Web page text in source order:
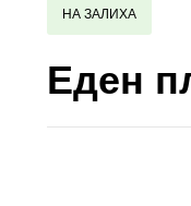
НА ЗАЛИХА
Еден